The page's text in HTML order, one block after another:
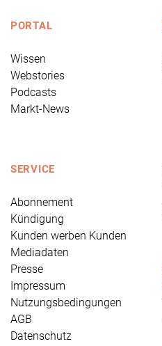
PORTAL
Wissen
Webstories
Podcasts
Markt-News
SERVICE
Abonnement
Kündigung
Kunden werben Kunden
Mediadaten
Presse
Impressum
Nutzungsbedingungen
AGB
Datenschutz